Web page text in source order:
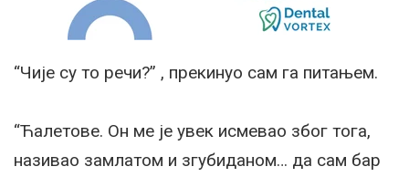
“Чије су то речи?” , прекинуо сам га питањем.
“Ћалетове. Он ме је увек исмевао због тога,
називао замлатом и згубиданом… да сам бар